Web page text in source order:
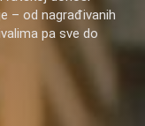
– od nagrađivanih
pa sve do